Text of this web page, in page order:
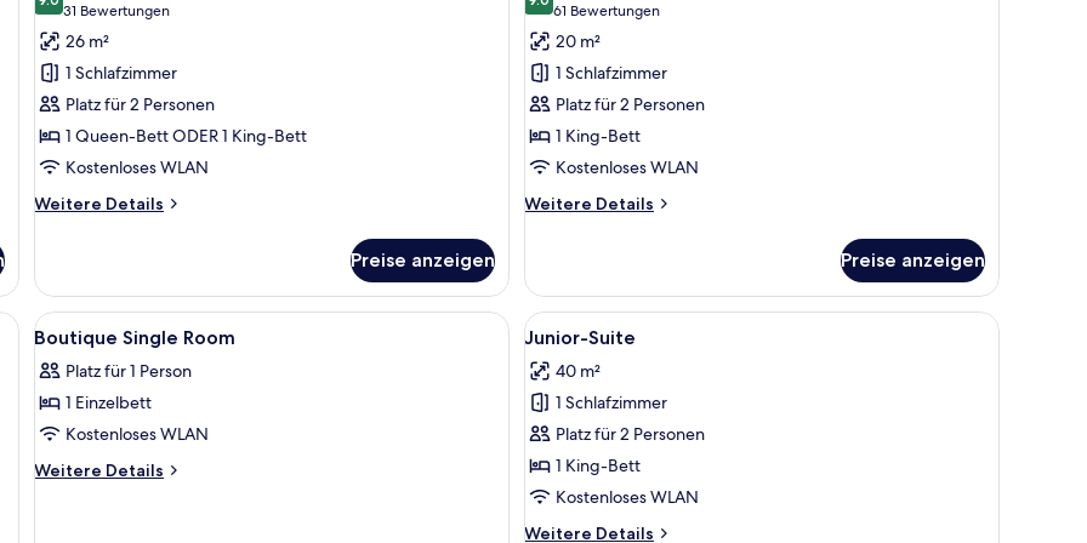
Comfort-
Zimmer
anzeigen
9.0 von 10
31 Bewertungen
(31
Bewertungen)
26 m²
1 Schlafzimmer
Platz für 2 Personen
1 Queen-Bett ODER 1 King-Bett
Kostenloses WLAN
Weitere Details
Weitere
Zimmer
Preise anzeigen
Deluxe-
Zimmer
anzeigen
9.0 von 10
61 Bewertungen
(61
Bewertungen)
20 m²
1 Schlafzimmer
Platz für 2 Personen
1 King-Bett
Kostenloses WLAN
Weitere Details
Weitere
Zimmer
Preise anzeigen
kleinem Tisch, Kaffeemaschine und Wand mit Landschaftsbild.
Alle
Fotos
für
Boutique
Single
Room
Hochwertige Bettwaren, Zimmersafe, Verdunkelungsvorhänge
4
Boutique Single Room
Platz für 1 Person
1 Einzelbett
Kostenloses WLAN
Weitere Details
Weitere
Alle
Fotos
für
Junior-
Suite
anzeigen
Ein modernes Wohnzimmer mit einem
4
Junior-Suite
40 m²
1 Schlafzimmer
Platz für 2 Personen
1 King-Bett
Kostenloses WLAN
Weitere Details
Weitere